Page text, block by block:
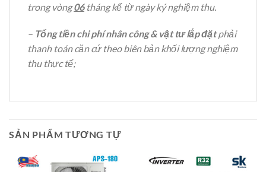
trong vòng06tháng kể từ ngày ký nghiệm thu.
– Tổng tiền chi phí nhân công & vật tư lắp đặtphải
thanh toán căn cứ theo biên bản khối lượng nghiệm
thu thực tế;
SẢN PHẨM TƯƠNG TỰ